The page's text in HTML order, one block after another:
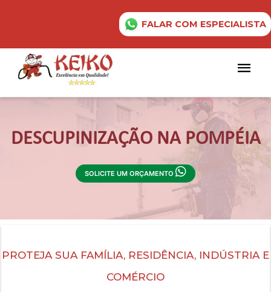
FALAR COM ESPECIALISTA
DESCUPINIZAÇÃO NA POMPÉIA
SOLICITE UM ORÇAMENTO
PROTEJA SUA FAMÍLIA, RESIDÊNCIA, INDÚSTRIA E
COMÉRCIO